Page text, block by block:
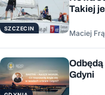
SZCZECIN
Takiej
Maciej
Gdyni